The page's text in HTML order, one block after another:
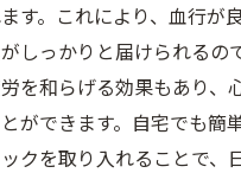
す。これにより、血行が良
しっかりと届けられるの
を和らげる効果もあり、
ができます。自宅でも簡
クを取り入れることで、